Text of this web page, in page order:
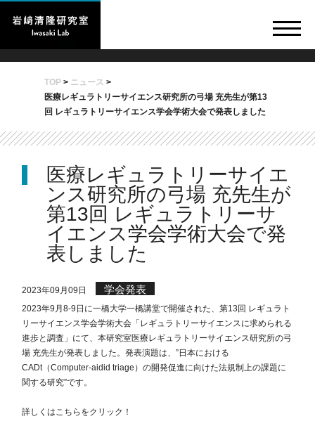
TOP> ニュース >
医療レギュラトリーサイエンス研究所の弓場 充先生が第13
回 レギュラトリーサイエンス学会学術大会で発表しました
医療レギュラトリーサイエ
ンス研究所の弓場 充先生が
第13回 レギュラトリーサ
イエンス学会学術大会で発
表しました
2023年09月09日 学会発表
2023年9月8-9日に一橋大学一橋講堂で開催された、第13回 レギュラト
リーサイエンス学会学術大会「レギュラトリーサイエンスに求められる
進歩と調査」にて、本研究室医療レギュラトリーサイエンス研究所の弓
場 充先生が発表しました。発表演題は、”日本における
CADt（Computer-aidid triage）の開発促進に向けた法規制上の課題に
関する研究”です。
詳しくはこちらをクリック！